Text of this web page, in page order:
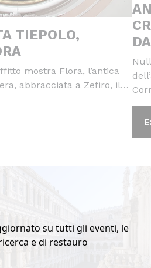
TIEPOLO,
mostra Flora, l’antica
abbracciata a Zefiro, il…
su tutti gli eventi, le
e di restauro